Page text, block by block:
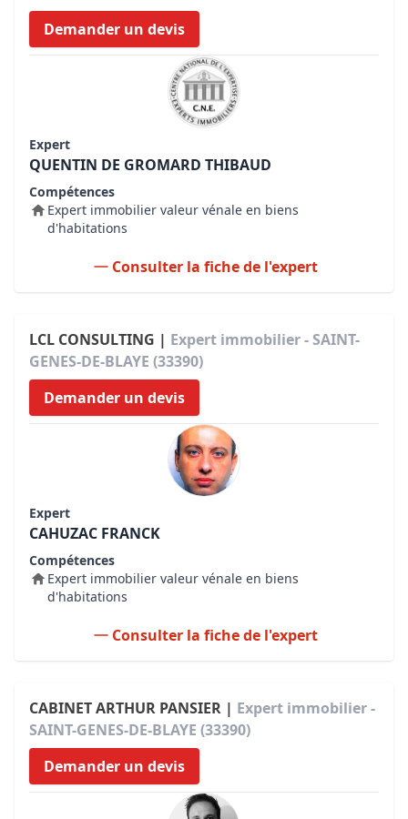
Demander un devis
Expert
QUENTIN DE GROMARD THIBAUD
Compétences
Expert immobilier valeur vénale en biens
d'habitations
Consulter la fiche de l'expert
LCL CONSULTING | Expert immobilier - SAINT-
GENES-DE-BLAYE (33390)
Demander un devis
Expert
CAHUZAC FRANCK
Compétences
Expert immobilier valeur vénale en biens
d'habitations
Consulter la fiche de l'expert
CABINET ARTHUR PANSIER | Expert immobilier -
SAINT-GENES-DE-BLAYE (33390)
Demander un devis